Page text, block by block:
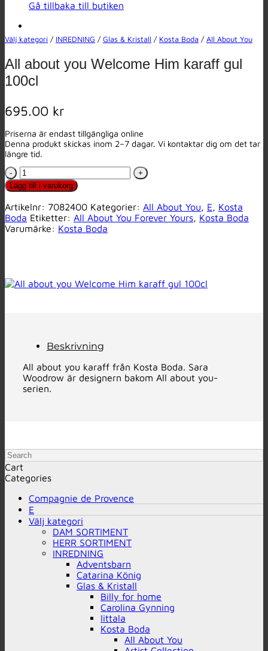
Gå tillbaka till butiken
Välj kategori / INREDNING / Glas & Kristall / Kosta Boda / All About You
All about you Welcome Him karaff gul
100cl
695.00 kr
Priserna är endast tillgängliga online
Denna produkt skickas inom 2–7 dagar. Vi kontaktar dig om det tar
längre tid.
All
about
you
Welcome
Him
karaff
gul
Lägg till i varukorg
Artikelnr: 7082400 Kategorier: All About You, E, Kosta
Boda Etiketter: All About You Forever Yours, Kosta Boda
Varumärke: Kosta Boda
Beskrivning
All about you karaff från Kosta Boda. Sara
Woodrow är designern bakom All about you-
serien.
Search
Cart
Categories
Compagnie de Provence
E
Välj kategori
DAM SORTIMENT
HERR SORTIMENT
INREDNING
Adventsbarn
Catarina König
Glas & Kristall
Billy for home
Carolina Gynning
Iittala
Kosta Boda
All About You